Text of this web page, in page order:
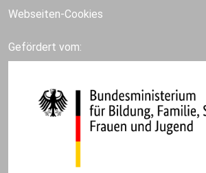
Webseiten-Cookies
Gefördert vom: